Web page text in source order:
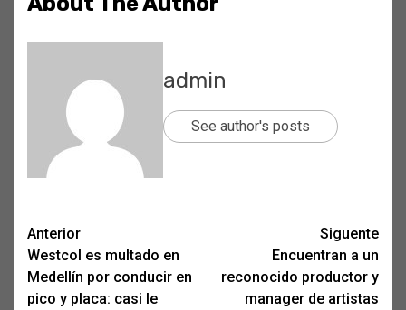
admin
See author's posts
Post
navigation
Anterior
Westcol es multado en
Medellín por conducir en
pico y placa: casi le
Siguente
Encuentran a un
reconocido productor y
manager de artistas